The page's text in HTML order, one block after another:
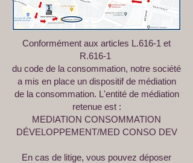
Conformément aux articles L.616-1 et
R.616-1
du code de la consommation, notre société
a mis en place un dispositif de médiation
de la consommation. L'entité de médiation
retenue est :
MEDIATION CONSOMMATION
DÉVELOPPEMENT/MED CONSO DEV
En cas de litige, vous pouvez déposer